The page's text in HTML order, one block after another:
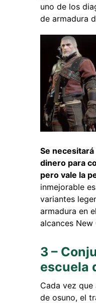
uno de los
de armadura
Se
dinero para
pero vale la
inmejorable
variantes
armadura en
alcances New
3 –
escuela
Cada vez
de osuno, el